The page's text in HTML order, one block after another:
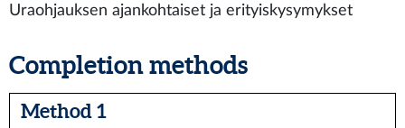
Uraohjauksen ajankohtaiset ja erityiskysymykset
Completion methods
Method 1